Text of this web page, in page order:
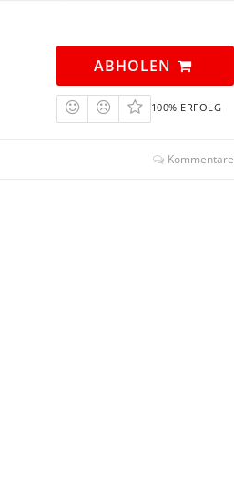
ABHOLEN
100% ERFOLG
Kommentare